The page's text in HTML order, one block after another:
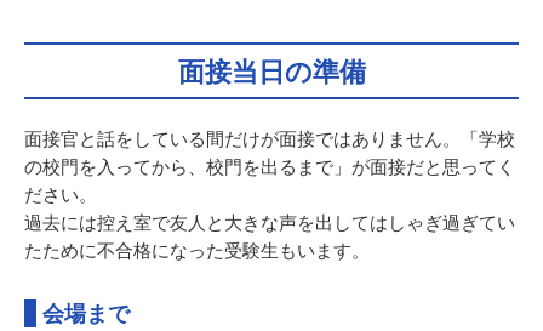
面接当日の準備
面接官と話をしている間だけが面接ではありません。「学校
の校門を入ってから、校門を出るまで」が面接だと思ってく
ださい。
過去には控え室で友人と大きな声を出してはしゃぎ過ぎてい
たために不合格になった受験生もいます。
会場まで